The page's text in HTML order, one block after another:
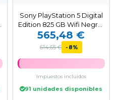
Sony PlayStation 5 Digital
Edition 825 GB Wifi Negro,
Blanco
565,48 €
614,65 € -8%
Impuestos incluidos
91 unidades disponibles